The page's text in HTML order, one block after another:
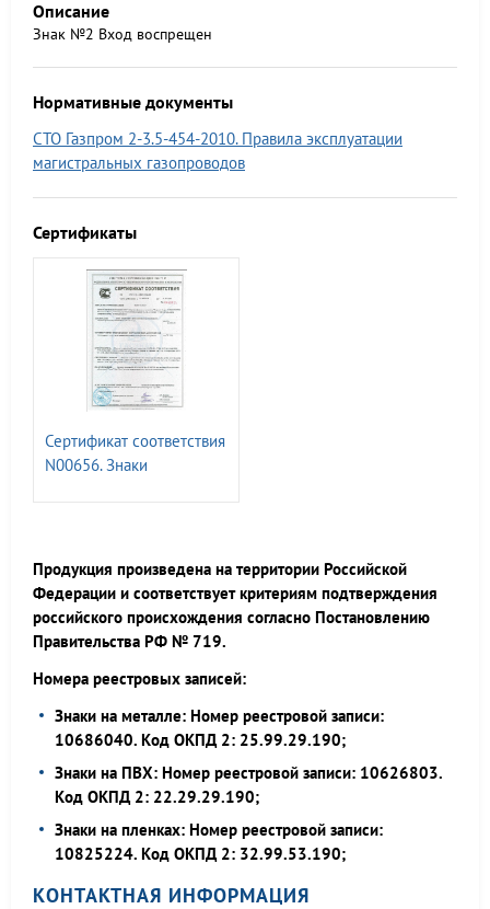
Описание
Знак №2 Вход воспрещен
Нормативные документы
СТО Газпром 2-3.5-454-2010. Правила эксплуатации
магистральных газопроводов
Сертификаты
Сертификат соответствия
N00656. Знаки
Продукция произведена на территории Российской
Федерации и соответствует критериям подтверждения
российского происхождения согласно Постановлению
Правительства РФ № 719.
Номера реестровых записей:
Знаки на металле: Номер реестровой записи:
10686040. Код ОКПД 2: 25.99.29.190;
Знаки на ПВХ: Номер реестровой записи: 10626803.
Код ОКПД 2: 22.29.29.190;
Знаки на пленках: Номер реестровой записи:
10825224. Код ОКПД 2: 32.99.53.190;
КОНТАКТНАЯ ИНФОРМАЦИЯ